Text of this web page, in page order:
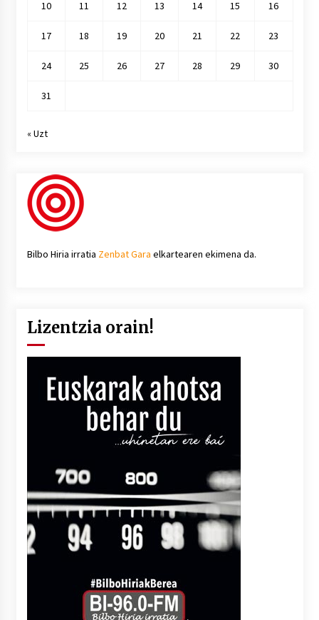
10 11 12 13 14 15 16
17 18 19 20 21 22 23
24 25 26 27 28 29 30
31
« Uzt
Bilbo Hiria irratia Zenbat Gara elkartearen ekimena da.
Lizentzia orain!